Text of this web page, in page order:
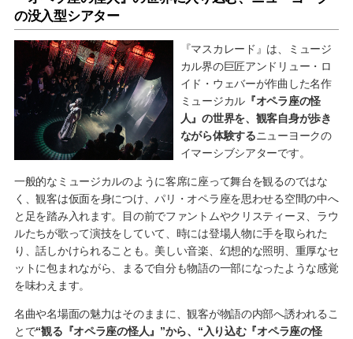
の没入型シアター
『マスカレード』は、ミュージ
カル界の巨匠アンドリュー・ロ
イド・ウェバーが作曲した名作
ミュージカル 『オペラ座の怪
人』の世界を、観客自身が歩き
ながら体験するニューヨークの
イマーシブシアターです。
一般的なミュージカルのように客席に座って舞台を観るのではな
く、観客は仮面を身につけ、パリ・オペラ座を思わせる空間の中へ
と足を踏み入れます。目の前でファントムやクリスティーヌ、ラウ
ルたちが歌って演技をしていて、時には登場人物に手を取られた
り、話しかけられることも。美しい音楽、幻想的な照明、重厚なセ
ットに包まれながら、まるで自分も物語の一部になったような感覚
を味わえます。
名曲や名場面の魅力はそのままに、観客が物語の内部へ誘われるこ
とで“観る『オペラ座の怪人』”から、“入り込む『オペラ座の怪